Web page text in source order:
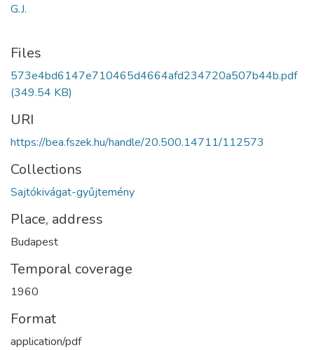
G.J.
Files
573e4bd6147e710465d4664afd234720a507b44b.pdf
(349.54 KB)
URI
https://bea.fszek.hu/handle/20.500.14711/112573
Collections
Sajtókivágat-gyűjtemény
Place, address
Budapest
Temporal coverage
1960
Format
application/pdf